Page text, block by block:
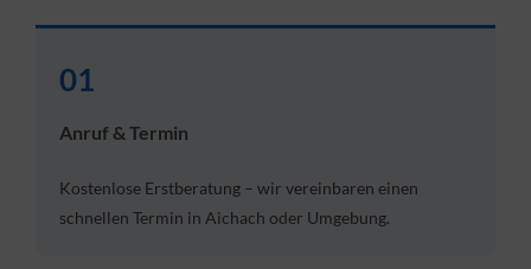
01
Anruf & Termin
Kostenlose Erstberatung – wir vereinbaren einen
schnellen Termin in Aichach oder Umgebung.